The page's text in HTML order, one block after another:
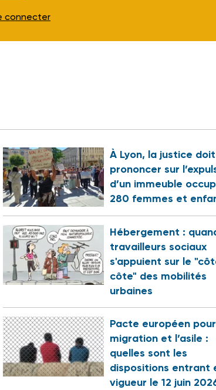
connecter
À Lyon, la justice
prononcer sur
d’un immeuble
280 femmes et
Hébergement :
travailleurs sociaux
s'appuient sur le
côte" des mobilités
urbaines
Pacte européen
migration et l’asile :
quelles sont les
dispositions entrant
vigueur le 12 juin